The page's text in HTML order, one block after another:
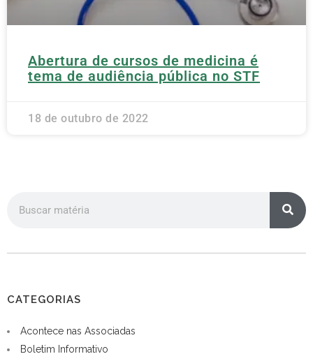
Abertura de cursos de medicina é
tema de audiência pública no STF
18 de outubro de 2022
CATEGORIAS
Acontece nas Associadas
Boletim Informativo